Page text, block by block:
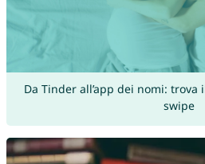
Da Tinder all’app dei nomi:
swipe